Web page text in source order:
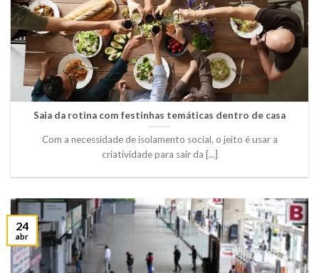
Saia da rotina com festinhas temáticas dentro de casa
Com a necessidade de isolamento social, o jeito é usar a
criatividade para sair da [...]
24
abr